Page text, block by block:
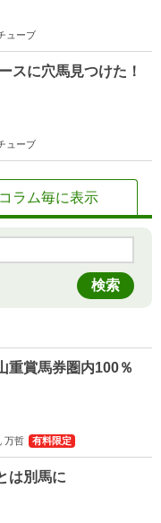
ューブ
スに穴馬見つけた！
ューブ
コラム毎に表示
検索
重賞馬券圏内100％
万哲 有料限定
は別馬に